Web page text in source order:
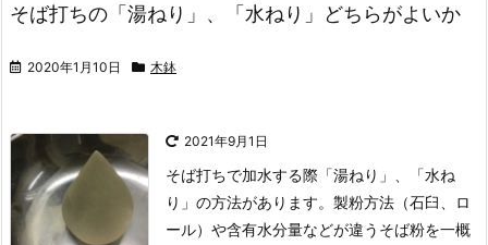
そば打ちの「湯ねり」、「水ねり」どちらがよいか
2020年1月10日 木鉢
2021年9月1日
そば打ちで加水する際「湯ねり」、「水ね
り」の方法があります。製粉方法（石臼、ロ
ール）や含有水分量などが違うそば粉を一概